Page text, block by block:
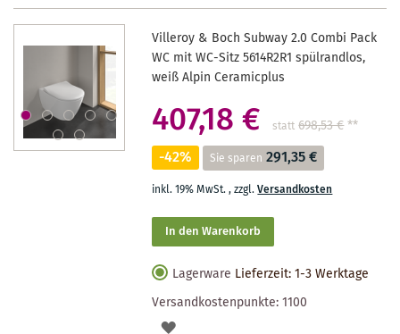
Villeroy & Boch Subway 2.0 Combi Pack
WC mit WC-Sitz 5614R2R1 spülrandlos,
weiß Alpin Ceramicplus
407,18 € statt 698,53 €**
-42% Sie sparen 291,35 €
inkl. 19% MwSt.,zzgl.Versandkosten
In den Warenkorb
Lagerware Lieferzeit: 1-3 Werktage
Versandkostenpunkte:1100
AUF